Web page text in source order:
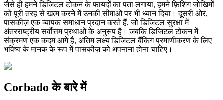
जैसे ही हमने डिजिटल टोकन के फायदों का पता लगाया, हमने फ़िशिंग जोखिमों
को पूरी तरह से खत्म करने में उनकी सीमाओं पर भी ध्यान दिया। दूसरी ओर,
पासकीज़ एक व्यापक समाधान प्रदान करते हैं, जो डिजिटल सुरक्षा में
अंतरराष्ट्रीय सर्वोत्तम प्रथाओं के अनुरूप है। जबकि डिजिटल टोकन में
संक्रमण एक कदम आगे है, अंतिम लक्ष्य डिजिटल बैंकिंग प्रमाणीकरण के लिए
भविष्य के मानक के रूप में पासकीज़ को अपनाना होना चाहिए।
Corbado के बारे में